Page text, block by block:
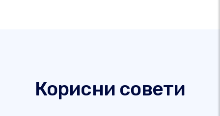
Корисни совети